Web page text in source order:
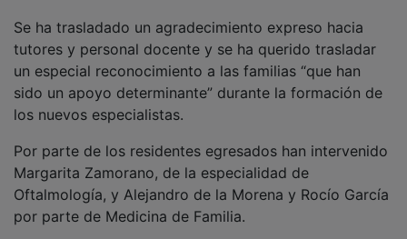
tutores y personal docente y se ha querido trasladar
un especial reconocimiento a las familias “que han
sido un apoyo determinante” durante la formación de
los nuevos especialistas.
Margarita Zamorano, de la especialidad de
Oftalmología, y Alejandro de la Morena y Rocío García
por parte de Medicina de Familia.